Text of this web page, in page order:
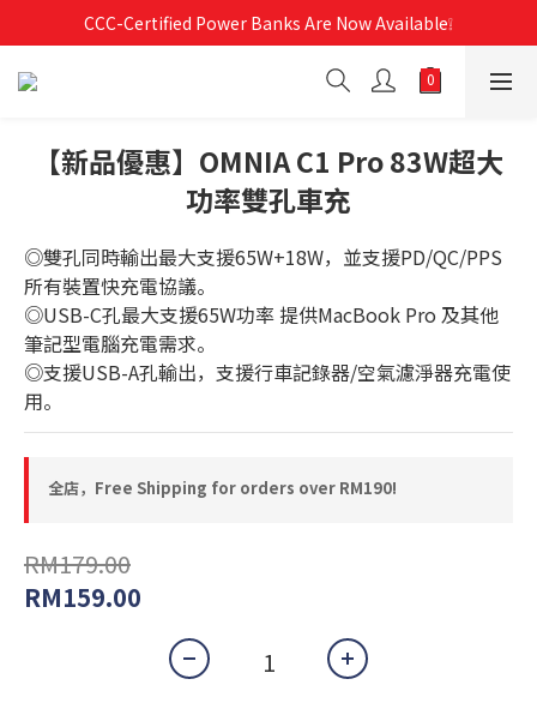
Free Shipping For Orders Over RM190 🚛💨
CCC-Certified Power Banks Are Now Available❕
Free Shipping For Orders Over RM190 🚛💨
【新品優惠】OMNIA C1 Pro 83W超大
功率雙孔車充
◎雙孔同時輸出最大支援65W+18W，並支援PD/QC/PPS
所有裝置快充電協議。
◎USB-C孔最大支援65W功率 提供MacBook Pro 及其他
筆記型電腦充電需求。
◎支援USB-A孔輸出，支援行車記錄器/空氣濾淨器充電使
用。
全店，Free Shipping for orders over RM190!
RM179.00
RM159.00